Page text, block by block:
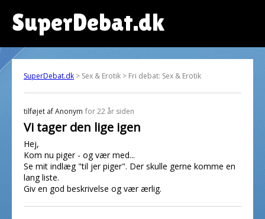
SuperDebat.dk
SuperDebat.dk > Sex & Erotik > Fri debat: Sex & Erotik
tilføjet afAnonym for 22 år siden
Vi tager den lige igen
Hej,
Kom nu piger - og vær med...
Se mit indlæg "til jer piger". Der skulle gerne komme en
lang liste.
Giv en god beskrivelse og vær ærlig.